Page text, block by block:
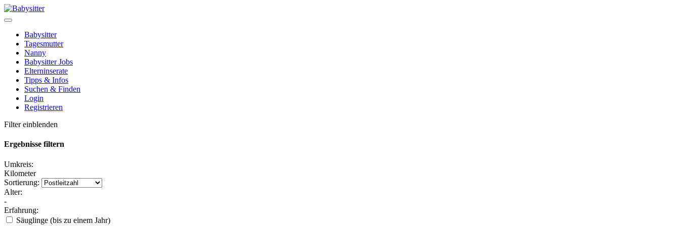
Babysitter
Tagesmutter
Nanny
Babysitter Jobs
Elterninserate
Tipps & Infos
Suchen & Finden
Login
Registrieren
Filter einblenden
Ergebnisse filtern
Umkreis:
Kilometer
Sortierung:
Alter:
-
Erfahrung:
Säuglinge (bis zu einem Jahr)